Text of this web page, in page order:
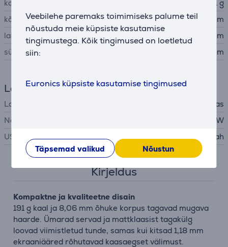
Veebilehe paremaks toimimiseks palume teil
nõustuda meie küpsiste kasutamise
tingimustega. Kõik tingimused on loetletud
siin:
Euronics küpsiste kasutamise tingimused
Täpsemad valikud Nõustun
kaal
191 g
kõrgus
15,11 cm
laius
7,18 cm
sügavus
0,81 cm
Laadija
Laadija
ei ole kaasas
Nõutav laadija võimsus
10 - 100 W
USB PD
Jah
Kirjeldus
Kompaktne ja kvaliteetne disain
191 g kaal ja 8,06 mm õhuke korpus tagavad mugava
haarde. Ümarad servad ja mattklaasist tagakülg
loovad viimistletud tunde, samas kui kitsad 1,18 mm
ekraaniääred rõhutavad kaasaegset välimust.